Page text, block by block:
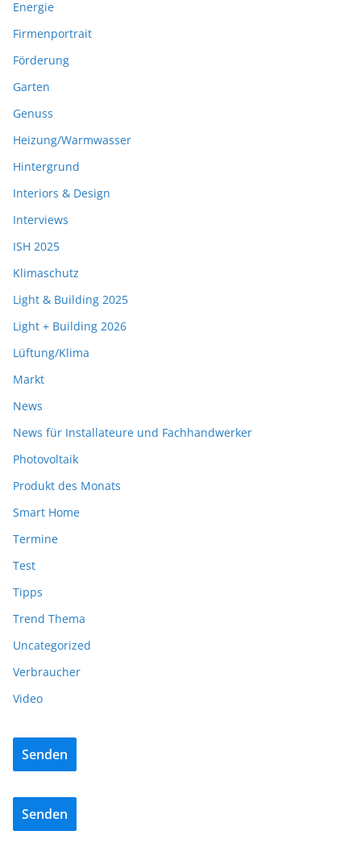
Energie
Firmenportrait
Förderung
Garten
Genuss
Heizung/Warmwasser
Hintergrund
Interiors & Design
Interviews
ISH 2025
Klimaschutz
Light & Building 2025
Light + Building 2026
Lüftung/Klima
Markt
News
News für Installateure und Fachhandwerker
Photovoltaik
Produkt des Monats
Smart Home
Termine
Test
Tipps
Trend Thema
Uncategorized
Verbraucher
Video
Senden
Senden